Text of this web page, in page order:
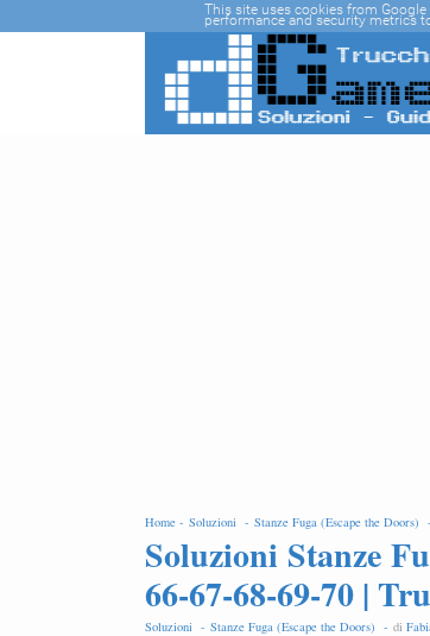
Home - Soluzioni - Stanze Fuga (Escape the Doors) -
Soluzioni Stanze
66-67-68-69-70 |
Soluzioni - Stanze Fuga (Escape the Doors) - di
This site uses cookies from
performance and security metrics